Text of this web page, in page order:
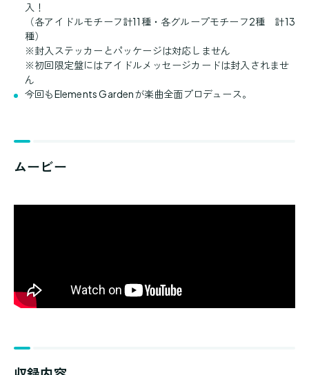
入！
（各アイドルモチーフ計11種・各グループモチーフ2種 計13
種）
※封入ステッカーとパッケージは対応しません
※初回限定盤にはアイドルメッセージカードは封入されませ
ん
今回もElements Gardenが楽曲全面プロデュース。
ムービー